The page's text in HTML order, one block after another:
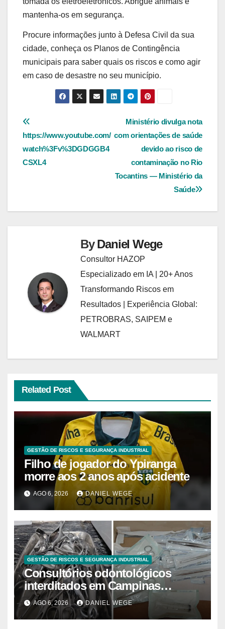
mantenha-os em segurança.
Procure informações junto à Defesa Civil da sua
cidade, conheça os Planos de Contingência
municipais para saber quais os riscos e como agir
em caso de desastre no seu município.
Navegação
de
Post
Ministério divulga nota
com orientações de saúde
devido ao risco de
contaminação no Rio
Tocantins — Ministério da
Saúde
https://www.youtube.com/
watch%3Fv%3DGDGGB4
CSXL4
ByDaniel Wege
Consultor HAZOP
Especializado em IA | 20+ Anos
Transformando Riscos em
Resultados | Experiência Global:
PETROBRAS, SAIPEM e
WALMART
Related Post
GESTÃO DE RISCOS E SEGURANÇA INDUSTRIAL
Filho de jogador do Ypiranga
morre aos 2 anos após acidente
AGO 6, 2026 DANIEL WEGE
GESTÃO DE RISCOS E SEGURANÇA INDUSTRIAL
Consultórios odontológicos
interditados em Campinas
superam 2025
AGO 6, 2026 DANIEL WEGE